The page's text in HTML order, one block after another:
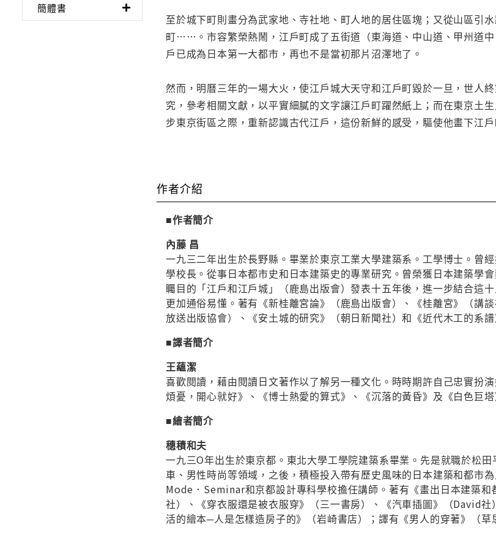
簡體書
至於城下町則畫分為武家地、寺社地、町人地的居住區塊；又從山區引
町……。市容繁榮熱鬧，江戶町成了五街道（東海道、中山道、甲州道
戶已成為日本第一大都市，再也不是當初那片沼澤地了。
然而，明曆三年的一場大火，使江戶城大天守和江戶町毀於一旦，世人
究，參考相關文獻，以平實細膩的文字讓江戶町躍然紙上；而在東京土
步東京街區之際，重新認識古代江戶，這份新鮮的感受，驅使他畫下江戶
作者介紹
■作者簡介
內藤 昌
一九三二年出生於長野縣。畢業於東京工業大學建築系。工學博士。曾
學校長。從事日本都市史和日本建築史的專業研究。曾榮獲日本建築學
矚目的「江戶和江戶城」（鹿島出版會）發表十五年後，進一步結合這
更加通俗易懂。著有《新桂離宮論》（鹿島出版會）、《桂離宮》（講
放送出版協會）、《安土城的研究》（朝日新聞社）和《近代木工的系譜
■譯者簡介
王蘊潔
喜歡閱讀，藉由閱讀日文著作以了解另一種文化。時時期許自己忠實扮
煩憂，開心就好》、《博士熱愛的算式》、《沉落的黃昏》及《白色巨
■繪者簡介
穗積和夫
一九三O年出生於東京都。東北大學工學院建築系畢業。先是就職於松
車、男性時尚等領域，之後，積極投入帶有歷史風味的日本建築和都市
Mode．Seminar和京都設計專科學校擔任講師。著有《畫出日本建築
社）、《穿衣服還是被衣服穿》（三一書房）、《汽車插圖》（David
活的繪本─人是怎樣造房子的》（岩崎書店）；譯有《男人的穿著》（草